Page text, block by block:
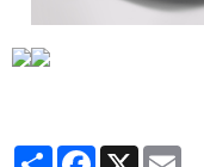
PartagerFacebook
X